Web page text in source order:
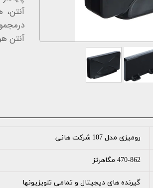
آنتن
رومیزی مدل 107 شرکت هانی
470-862 مگاهرتز
گیرنده های دیجیتال و تمامی تلویزیونها